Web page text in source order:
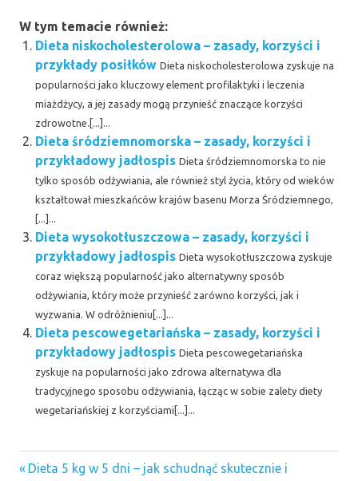
W tym temacie również:
Dieta niskocholesterolowa – zasady, korzyści i
przykłady posiłków Dieta niskocholesterolowa zyskuje na
popularności jako kluczowy element profilaktyki i leczenia
miażdżycy, a jej zasady mogą przynieść znaczące korzyści
zdrowotne.[...]...
Dieta śródziemnomorska – zasady, korzyści i
przykładowy jadłospis Dieta śródziemnomorska to nie
tylko sposób odżywiania, ale również styl życia, który od wieków
kształtował mieszkańców krajów basenu Morza Śródziemnego,
[...]...
Dieta wysokotłuszczowa – zasady, korzyści i
przykładowy jadłospis Dieta wysokotłuszczowa zyskuje
coraz większą popularność jako alternatywny sposób
odżywiania, który może przynieść zarówno korzyści, jak i
wyzwania. W odróżnieniu[...]...
Dieta pescowegetariańska – zasady, korzyści i
przykładowy jadłospis Dieta pescowegetariańska
zyskuje na popularności jako zdrowa alternatywa dla
tradycyjnego sposobu odżywiania, łącząc w sobie zalety diety
wegetariańskiej z korzyściami[...]...
Nawigacja
Previous
Dieta 5 kg w 5 dni – jak schudnąć skutecznie i